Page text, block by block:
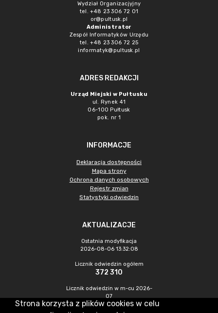
Wydział Organizacjyjny
tel. +48 23 306 72 01
or@pultusk.pl
Administrator
Zespół Informatyków Urzędu
tel. +48 23 306 72 25
informatyk@pultusk.pl
ADRES REDAKCJI
Urząd Miejski w Pułtusku
ul. Rynek 41
06-100 Pułtusk
pok. nr 1
INFORMACJE
Deklaracja dostępności
Mapa strony
Ochrona danych osobowych
Rejestr zmian
Statystyki odwiedzin
AKTUALIZACJE
Ostatnia modyfikacja
2026-08-06 13:32:08
Licznik odwiedzin ogółem
372 310
Licznik odwiedzin w m-cu 2026-
07
1 014
Strona korzysta z plików cookies w celu